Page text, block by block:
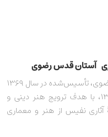
آستان قدس رضوی​​​​​​​​​​​​​​
مرکز آفرینش‌های هنری رضوی، تأسیس‌شده در سال ۱۳۶۹
و ارتقاءیافته در سال ۱۳۷۶، با هدف ترویج هنر دینی و
آثاری نفیس از هنر و معماری